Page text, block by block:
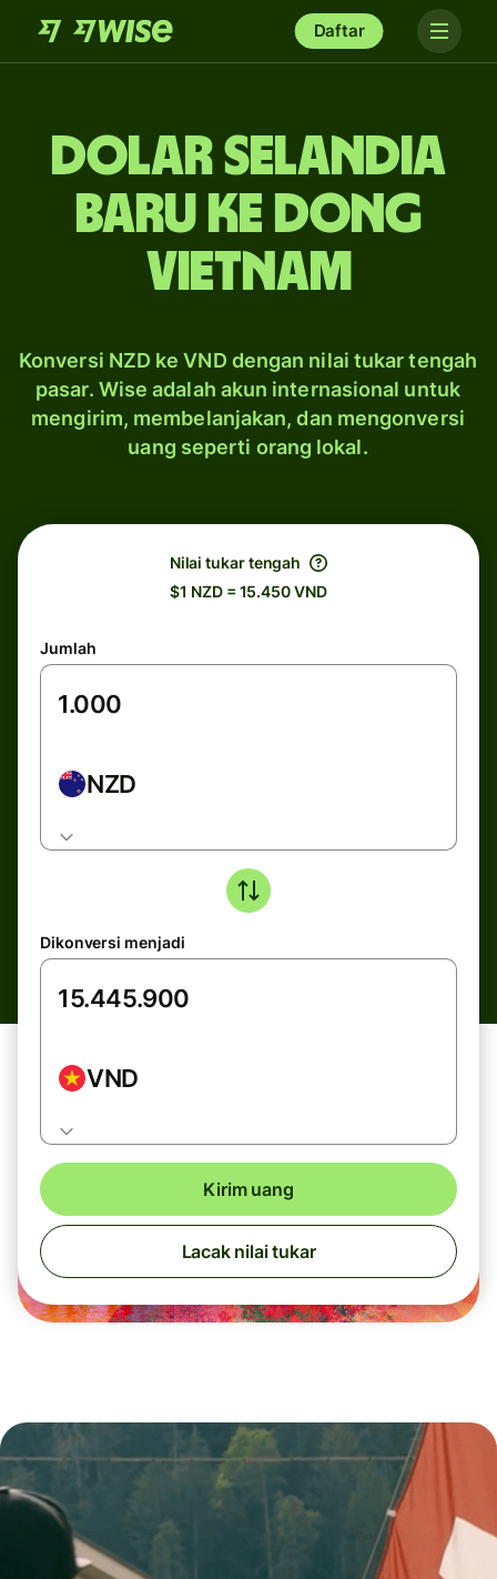
Daftar
dolar Selandia
Baru ke dong
Vietnam
Konversi NZD ke VND dengan nilai tukar tengah
pasar. Wise adalah akun internasional untuk
mengirim, membelanjakan, dan mengonversi
uang seperti orang lokal.
Nilai tukar tengah
$1 NZD = 15.450 VND
Jumlah
NZD
Dikonversi menjadi
VND
Kirim uang
Lacak nilai tukar